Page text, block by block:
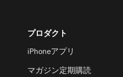
プロダクト
iPhoneアプリ
マガジン定期購読